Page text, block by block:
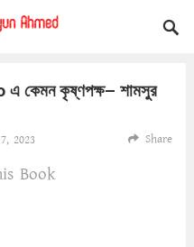
কৃষ্ণপক্ষ– শামসুর
2023 Share
Book